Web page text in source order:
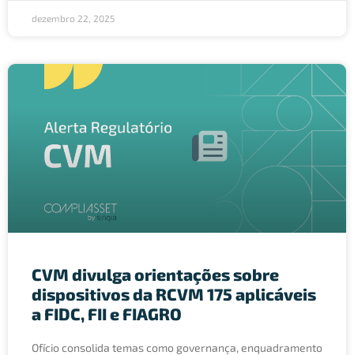
dezembro 22, 2025
CVM divulga orientações sobre
dispositivos da RCVM 175 aplicáveis
a FIDC, FII e FIAGRO
Ofício consolida temas como governança, enquadramento